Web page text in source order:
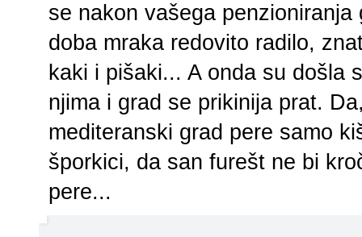
se nakon vašega
doba mraka redovito radilo,
kaki i pišaki... A onda su došla
njima i grad se prikinija prat.
mediteranski grad pere samo
šporkici, da san furešt ne bi
pere...